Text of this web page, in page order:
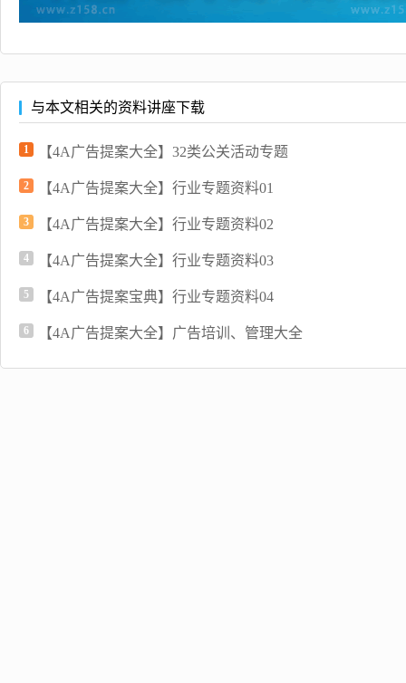
与本文相关的资料讲座下载
1 【4A广告提案大全】32类公关活动专题
2 【4A广告提案大全】行业专题资料01
3 【4A广告提案大全】行业专题资料02
4 【4A广告提案大全】行业专题资料03
5 【4A广告提案宝典】行业专题资料04
6 【4A广告提案大全】广告培训、管理大全